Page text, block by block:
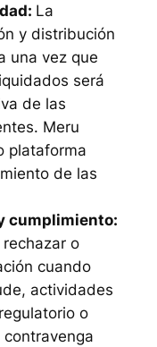
La
y distribución
una vez que
será
de las
Meru
plataforma
de las
cumplimiento:
o
cuando
actividades
o